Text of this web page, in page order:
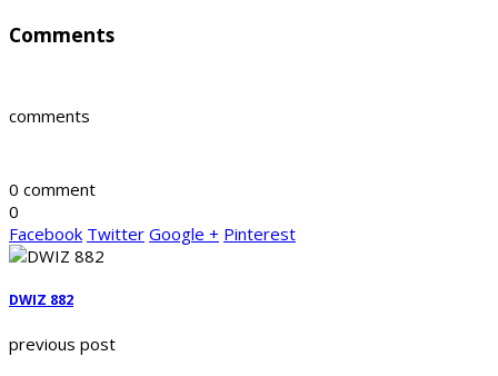
Comments
comments
0 comment
0
Facebook Twitter Google + Pinterest
DWIZ 882
previous post